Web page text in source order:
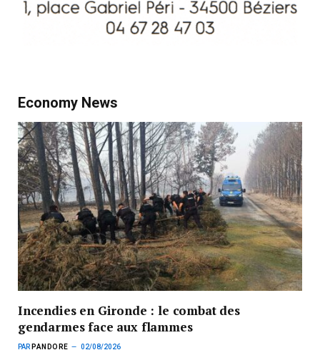
Economy News
Incendies en Gironde : le combat des
gendarmes face aux flammes
PAR PANDORE 02/08/2026